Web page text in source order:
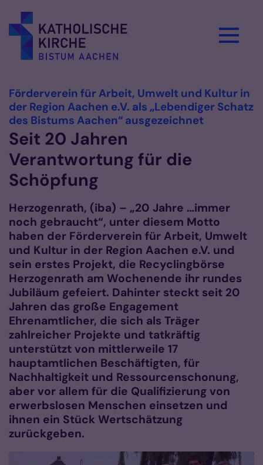
Förderverein für Arbeit, Umwelt und Kultur in
der Region Aachen e.V. als „Lebendiger Schatz
des Bistums Aachen“ ausgezeichnet
Seit 20 Jahren
Verantwortung für die
Schöpfung
Herzogenrath, (iba) – „20 Jahre …immer
noch gebraucht“, unter diesem Motto
haben der Förderverein für Arbeit, Umwelt
und Kultur in der Region Aachen e.V. und
sein erstes Projekt, die Recyclingbörse
Herzogenrath am Wochenende ihr rundes
Jubiläum gefeiert. Dahinter steckt seit 20
Jahren das große Engagement
Ehrenamtlicher, die sich als Träger
zahlreicher Projekte und tatkräftig
unterstützt von mittlerweile 17
hauptamtlichen Beschäftigten, für
Nachhaltigkeit und Ressourcenschonung,
aber vor allem für die Qualifizierung von
erwerbslosen Menschen einsetzen und
ihnen ein Stück Wertschätzung
zurückgeben.